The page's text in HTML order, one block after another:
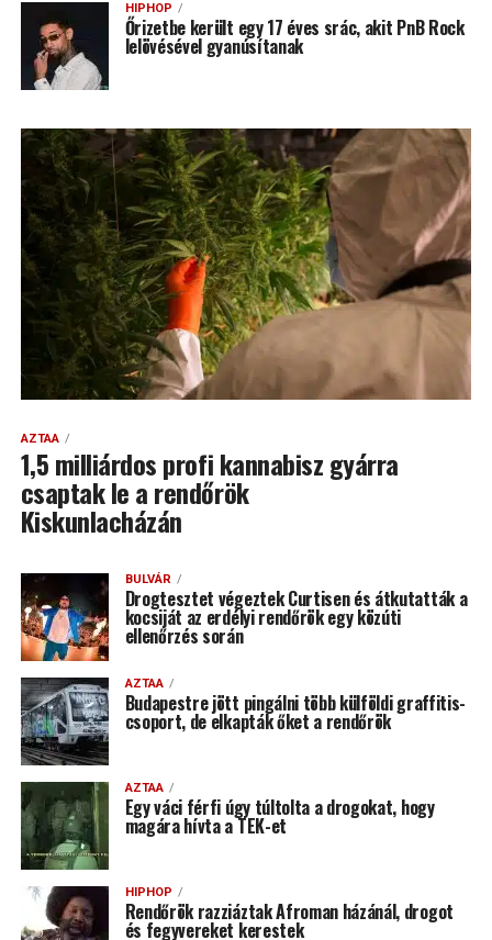
HIPHOP
Őrizetbe került egy 17 éves srác, akit PnB Rock
lelövésével gyanúsítanak
AZTAA
1,5 milliárdos profi kannabisz gyárra
csaptak le a rendőrök
Kiskunlacházán
BULVÁR
Drogtesztet végeztek Curtisen és átkutatták a
kocsiját az erdélyi rendőrök egy közúti
ellenőrzés során
AZTAA
Budapestre jött pingálni több külföldi graffitis-
csoport, de elkapták őket a rendőrök
AZTAA
Egy váci férfi úgy túltolta a drogokat, hogy
magára hívta a TEK-et
HIPHOP
Rendőrök razziáztak Afroman házánál, drogot
és fegyvereket kerestek